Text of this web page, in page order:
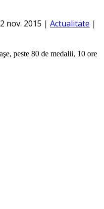
2 nov. 2015 | Actualitate |